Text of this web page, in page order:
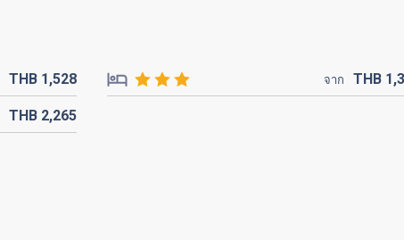
THB 1,528 จาก THB
THB 2,265